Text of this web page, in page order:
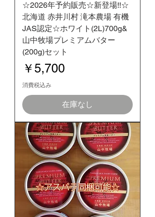
☆2026年予約販売☆新登場!!☆
北海道 赤井川村 滝本農場 有機
JAS認定☆ホワイト(2L)700g&
山中牧場プレミアムバター
(200g)セット
価格
￥5,700
消費税込み
在庫なし